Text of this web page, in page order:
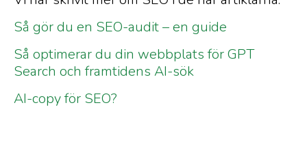
Så gör du en SEO-audit – en guide
Så optimerar du din webbplats för GPT
Search och framtidens AI-sök
AI-copy för SEO?